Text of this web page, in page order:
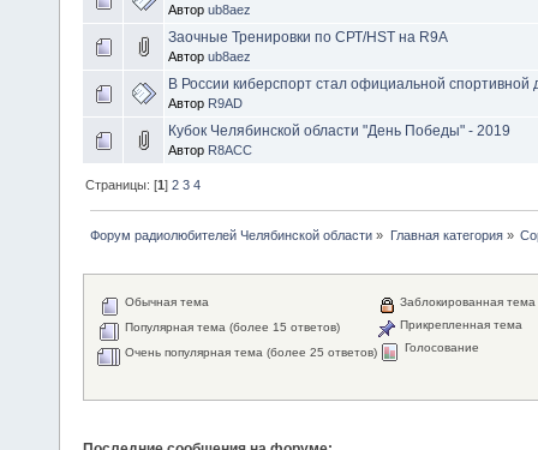
Автор ub8aez
Заочные Тренировки по СРТ/HST на R9A
Автор ub8aez
В России киберспорт стал официальной спортивной
Автор R9AD
Кубок Челябинской области "День Победы" - 2019
Автор R8ACC
Страницы: [1]2 3 4
Форум радиолюбителей Челябинской области » Главная категория»
Обычная тема
Популярная тема (более 15 ответов)
Очень популярная тема (более 25 ответов)
Заблокированная тема
Прикрепленная тема
Голосование